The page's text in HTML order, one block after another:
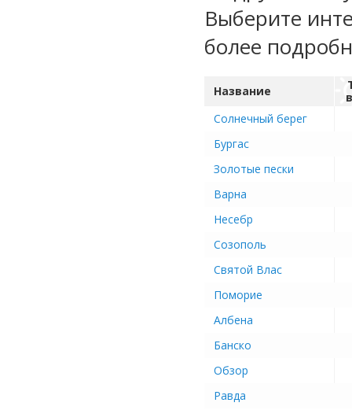
Выберите
более
Название
Солнечный берег
Бургас
Золотые пески
Варна
Несебр
Созополь
Святой Влас
Поморие
Албена
Банско
Обзор
Равда